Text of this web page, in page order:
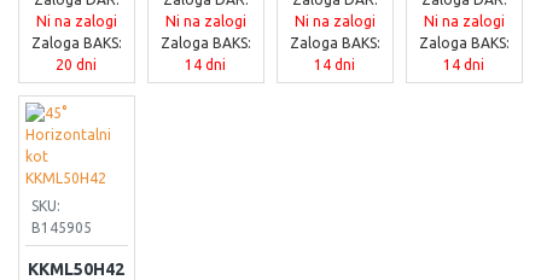
Ni na zalogi
Zaloga BAKS:
20 dni
Ni na zalogi
Zaloga BAKS:
14 dni
Ni na zalogi
Zaloga BAKS:
14 dni
Ni na zalogi
Zaloga BAKS:
14 dni
SKU:
B145905
KKML50H42